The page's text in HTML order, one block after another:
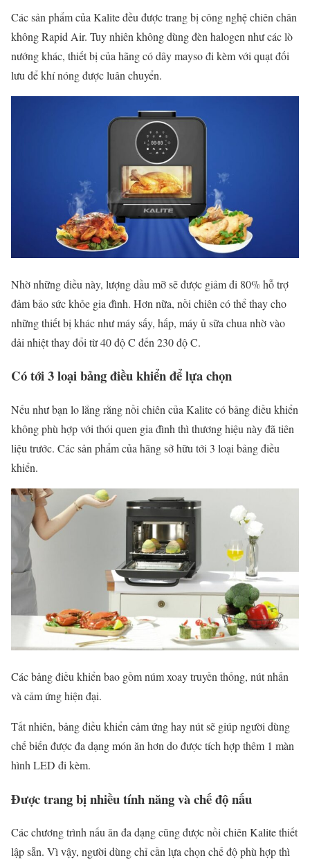
Các sản phẩm của Kalite đều được trang bị công nghệ chiên chân
không Rapid Air. Tuy nhiên không dùng đèn halogen như các lò
nướng khác, thiết bị của hãng có dây mayso đi kèm với quạt đối
lưu để khí nóng được luân chuyển.
Nhờ những điều này, lượng dầu mỡ sẽ được giảm đi 80% hỗ trợ
đảm bảo sức khỏe gia đình. Hơn nữa, nồi chiên có thể thay cho
những thiết bị khác như máy sấy, hấp, máy ủ sữa chua nhờ vào
dải nhiệt thay đổi từ 40 độ C đến 230 độ C.
Có tới 3 loại bảng điều khiển để lựa chọn
Nếu như bạn lo lắng rằng nồi chiên của Kalite có bảng điều khiển
không phù hợp với thói quen gia đình thì thương hiệu này đã tiên
liệu trước. Các sản phẩm của hãng sở hữu tới 3 loại bảng điều
khiển.
Các bảng điều khiển bao gồm núm xoay truyền thống, nút nhấn
và cảm ứng hiện đại.
Tất nhiên, bảng điều khiển cảm ứng hay nút sẽ giúp người dùng
chế biến được đa dạng món ăn hơn do được tích hợp thêm 1 màn
hình LED đi kèm.
Được trang bị nhiều tính năng và chế độ nấu
Các chương trình nấu ăn đa dạng cũng được nồi chiên Kalite thiết
lập sẵn. Vì vậy, người dùng chỉ cần lựa chọn chế độ phù hợp thì